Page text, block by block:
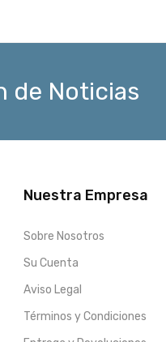
de Noticias
Nuestra Empresa
Sobre Nosotros
Su Cuenta
Aviso Legal
Términos y Condiciones